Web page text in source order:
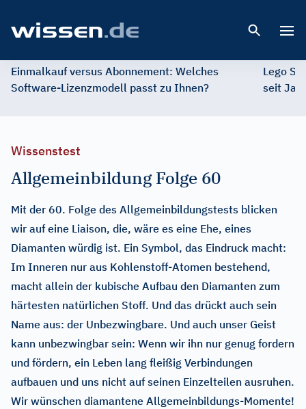
Einmalkauf versus Abonnement: Welches
Software-Lizenzmodell passt zu Ihnen?
Lego
seit
Wissenstest
Allgemeinbildung Folge 60
Mit der 60. Folge des Allgemeinbildungstests blicken
wir auf eine Liaison, die, wäre es eine Ehe, eines
Diamanten würdig ist. Ein Symbol, das Eindruck macht:
Im Inneren nur aus Kohlenstoff-Atomen bestehend,
macht allein der kubische Aufbau den Diamanten zum
härtesten natürlichen Stoff. Und das drückt auch sein
Name aus: der Unbezwingbare. Und auch unser Geist
kann unbezwingbar sein: Wenn wir ihn nur genug fordern
und fördern, ein Leben lang fleißig Verbindungen
aufbauen und uns nicht auf seinen Einzelteilen ausruhen.
Wir wünschen diamantene Allgemeinbildungs-Momente!